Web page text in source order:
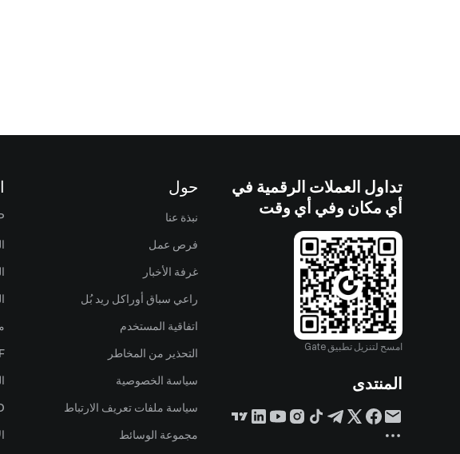
تداول العملات الرقمية في
أي مكان وفي أي وقت
امسح لتنزيل تطبيق Gate
المنتدى
حول
نبذة عنا
فرص عمل
غرفة الأخبار
راعي سباق أوراكل ريد بُل
اتفاقية المستخدم
التحذير من المخاطر
سياسة الخصوصية
سياسة ملفات تعريف الارتباط
مجموعة الوسائط
اмنتجات